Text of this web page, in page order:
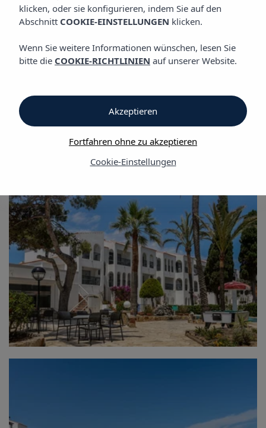
Vibra Caleta Playa Apartments
Galerie
klicken, oder sie konfigurieren, indem Sie auf den
Abschnitt COOKIE-EINSTELLUNGEN klicken.
Wenn Sie weitere Informationen wünschen, lesen Sie
bitte die COOKIE-RICHTLINIEN auf unserer Website.
Cookie-Einstellungen
Fortfahren ohne zu akzeptieren
Akzeptieren